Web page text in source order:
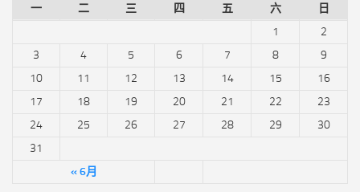
一
二 三 四 五 六 日
« 6月
1
2
3
4 5 6 7 8
9
10
11 12 13 14 15
16
17
18 19 20 21 22
23
24
25 26 27 28 29
30
31